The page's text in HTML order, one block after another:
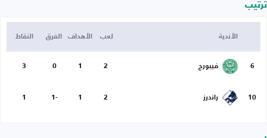
ترتيب
الأندية لعب الأهداف الفرق النقاط
6 فيبورج 2
1
0
3
10 راندرز 2
1
-1
1